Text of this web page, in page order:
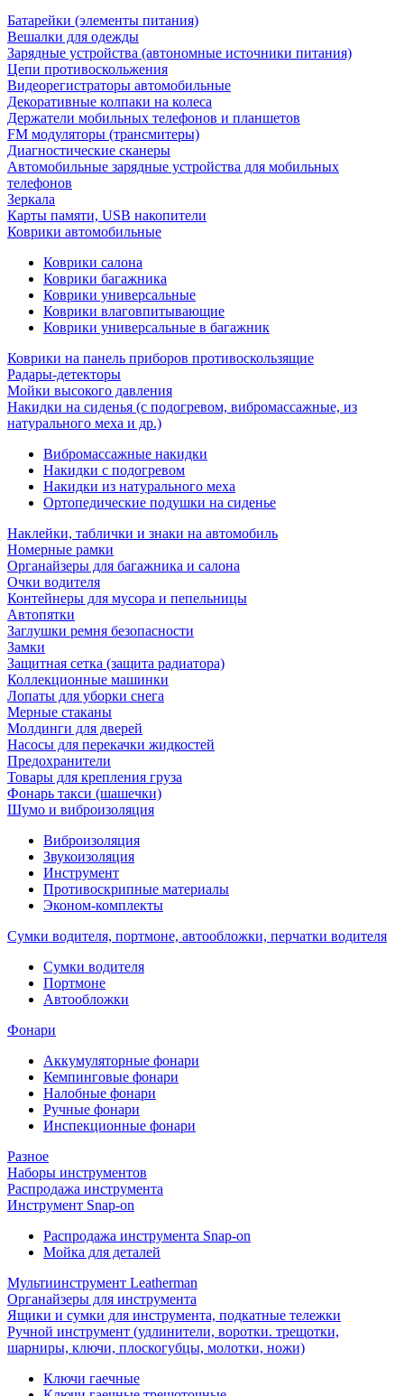
Батарейки (элементы питания)
Вешалки для одежды
Зарядные устройства (автономные источники питания)
Цепи противоскольжения
Видеорегистраторы автомобильные
Декоративные колпаки на колеса
Держатели мобильных телефонов и планшетов
FM модуляторы (трансмитеры)
Диагностические сканеры
Автомобильные зарядные устройства для мобильных
телефонов
Зеркала
Карты памяти, USB накопители
Коврики автомобильные
Коврики салона
Коврики багажника
Коврики универсальные
Коврики влаговпитывающие
Коврики универсальные в багажник
Коврики на панель приборов противоскользящие
Радары-детекторы
Мойки высокого давления
Накидки на сиденья (с подогревом, вибромассажные, из
натурального меха и др.)
Вибромассажные накидки
Накидки с подогревом
Накидки из натурального меха
Ортопедические подушки на сиденье
Наклейки, таблички и знаки на автомобиль
Номерные рамки
Органайзеры для багажника и салона
Очки водителя
Контейнеры для мусора и пепельницы
Автопятки
Заглушки ремня безопасности
Замки
Защитная сетка (защита радиатора)
Коллекционные машинки
Лопаты для уборки снега
Мерные стаканы
Молдинги для дверей
Насосы для перекачки жидкостей
Предохранители
Товары для крепления груза
Фонарь такси (шашечки)
Шумо и виброизоляция
Виброизоляция
Звукоизоляция
Инструмент
Противоскрипные материалы
Эконом-комплекты
Сумки водителя, портмоне, автообложки, перчатки водителя
Cумки водителя
Портмоне
Автообложки
Фонари
Аккумуляторные фонари
Кемпинговые фонари
Налобные фонари
Ручные фонари
Инспекционные фонари
Разное
Наборы инструментов
Распродажа инструмента
Инструмент Snap-on
Распродажа инструмента Snap-on
Мойка для деталей
Мультиинструмент Leatherman
Органайзеры для инструмента
Ящики и сумки для инструмента, подкатные тележки
Ручной инструмент (удлинители, воротки. трещотки,
шарниры, ключи, плоскогубцы, молотки, ножи)
Ключи гаечные